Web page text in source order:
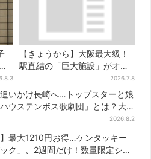
【きょうから】大阪最大級！
駅直結の「巨大施設」がオー
プン、誰でも行ける“無料の屋
上庭園”も
2026.7.8
いかけ長崎へ…トップスターと娘
ウステンボス歌劇団」とは？大
2026.8.2
】最大1210円お得…ケンタッキー
ク」、2週間だけ！数量限定シー